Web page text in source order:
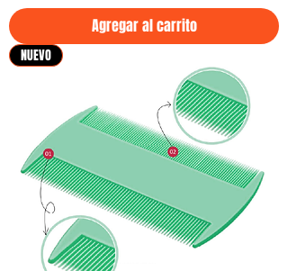
Agregar al carrito
NUEVO